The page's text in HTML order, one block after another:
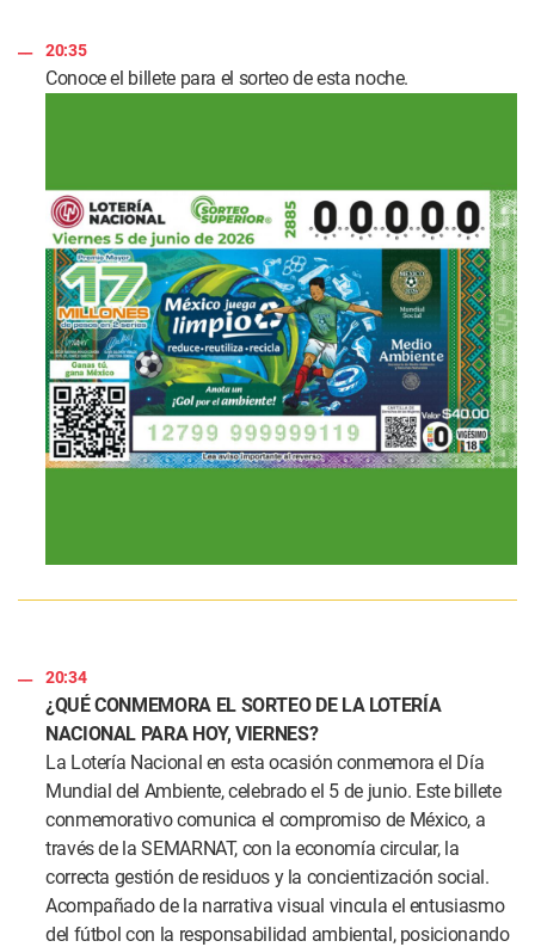
20:35
Conoce el billete para el sorteo de esta noche.
20:34
¿QUÉ CONMEMORA EL SORTEO DE LA LOTERÍA
NACIONAL PARA HOY, VIERNES?
La Lotería Nacional en esta ocasión conmemora el Día
Mundial del Ambiente, celebrado el 5 de junio. Este billete
conmemorativo comunica el compromiso de México, a
través de la SEMARNAT, con la economía circular, la
correcta gestión de residuos y la concientización social.
Acompañado de la narrativa visual vincula el entusiasmo
del fútbol con la responsabilidad ambiental, posicionando